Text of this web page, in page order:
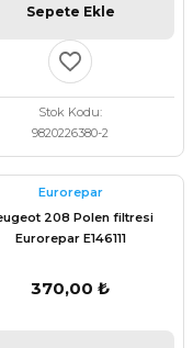
Sepete Ekle
Stok Kodu
9820226380-2
Eurorepar
208 Polen filtresi
Eurorepar E146111
370,00 ₺